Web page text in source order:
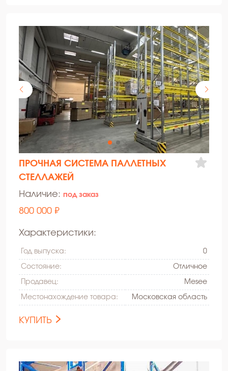
ПРОЧНАЯ СИСТЕМА ПАЛЛЕТНЫХ
СТЕЛЛАЖЕЙ
Наличие: под заказ
800 000 ₽
Характеристики:
Год выпуска: 0
Состояние: Oтличное
Продавец: Mesee
Местонахождение товара: Московская область
КУПИТЬ